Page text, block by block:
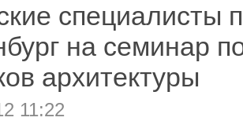
специалисты
на семинар
архитектуры
11:22